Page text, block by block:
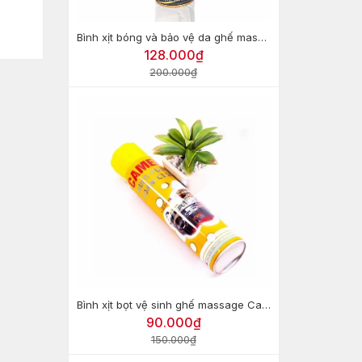
Bình xịt bóng và bảo vệ da ghế massage WaxMax
128.000₫
200.000₫
Bình xịt bọt vệ sinh ghế massage Camel Foam Cleaner
90.000₫
150.000₫